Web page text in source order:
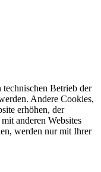
Betrieb der
Andere Cookies,
erhöhen, der
anderen Websites
werden nur mit Ihrer